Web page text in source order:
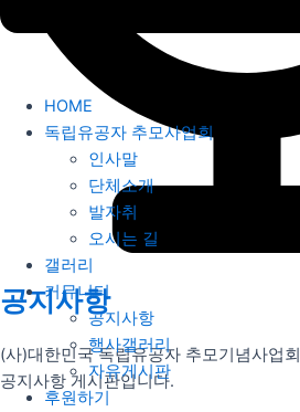
HOME
독립유공자 추모사업회
인사말
단체소개
발자취
오시는 길
갤러리
커뮤니티
공지사항
행사갤러리
자유게시판
후원하기
공지사항
(사)대한민국 독립유공자 추모기념사업회
공지사항 게시판입니다.